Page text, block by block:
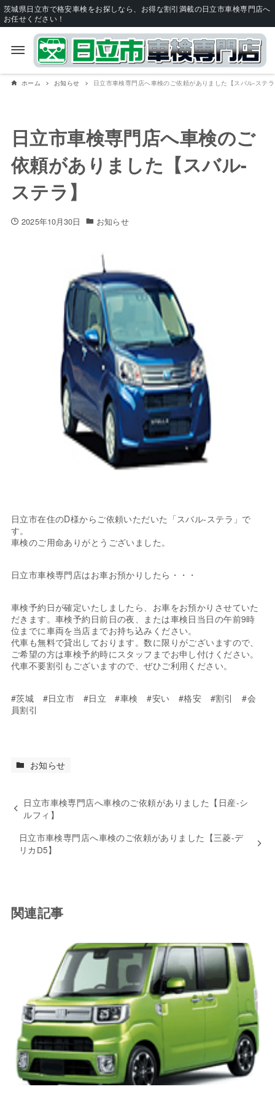
茨城県日立市で格安車検をお探しなら、お得な割引満載の日立市車検専門店へ
お任せください！
ホーム お知らせ 日立市車検専門店へ車検のご依頼がありました【スバル-ステ
日立市車検専門店へ車検のご
依頼がありました【スバル-
ステラ】
2025年10月30日 お知らせ
日立市在住のD様からご依頼いただいた「スバル-ステラ」で
す。
車検のご用命ありがとうございました。
日立市車検専門店はお車お預かりしたら・・・
車検予約日が確定いたしましたら、お車をお預かりさせていた
だきます。車検予約日前日の夜、または車検日当日の午前9時
位までに車両を当店までお持ち込みください。
代車も無料で貸出しております。数に限りがございますので、
ご希望の方は車検予約時にスタッフまでお申し付けください。
代車不要割引もございますので、ぜひご利用ください。
#茨城 #日立市 #日立 #車検 #安い #格安 #割引 #会
員割引
お知らせ
日立市車検専門店へ車検のご依頼がありました【日産-シ
ルフィ】
日立市車検専門店へ車検のご依頼がありました【三菱-デ
リカD5】
関連記事